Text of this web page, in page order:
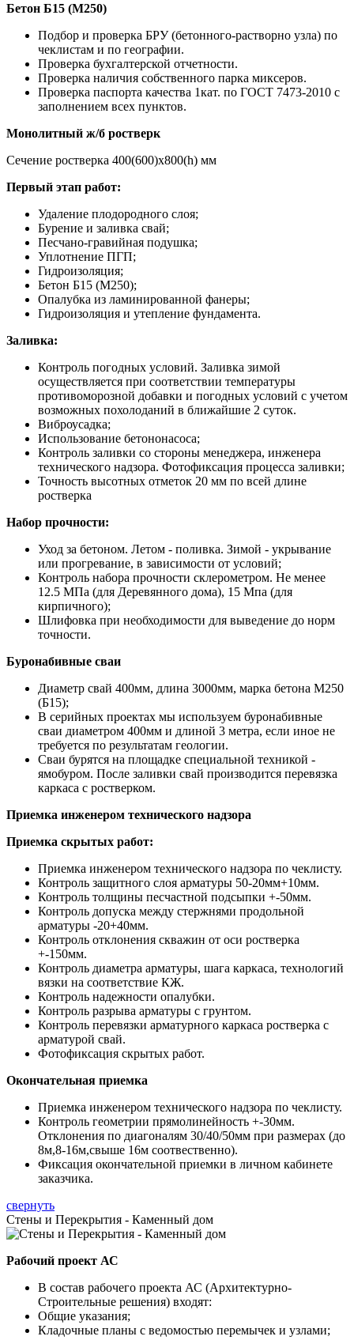
Бетон Б15 (М250)
Подбор и проверка БРУ (бетонного-растворно узла) по
чеклистам и по географии.
Проверка бухгалтерской отчетности.
Проверка наличия собственного парка миксеров.
Проверка паспорта качества 1кат. по ГОСТ 7473-2010 с
заполнением всех пунктов.
Монолитный ж/б ростверк
Сечение ростверка 400(600)х800(h) мм
Первый этап работ:
Удаление плодородного слоя;
Бурение и заливка свай;
Песчано-гравийная подушка;
Уплотнение ПГП;
Гидроизоляция;
Бетон Б15 (М250);
Опалубка из ламинированной фанеры;
Гидроизоляция и утепление фундамента.
Заливка:
Контроль погодных условий. Заливка зимой
осуществляется при соответствии температуры
противоморозной добавки и погодных условий с учетом
возможных похолоданий в ближайшие 2 суток.
Виброусадка;
Использование бетононасоса;
Контроль заливки со стороны менеджера, инженера
технического надзора. Фотофиксация процесса заливки;
Точность высотных отметок 20 мм по всей длине
ростверка
Набор прочности:
Уход за бетоном. Летом - поливка. Зимой - укрывание
или прогревание, в зависимости от условий;
Контроль набора прочности склерометром. Не менее
12.5 МПа (для Деревянного дома), 15 Мпа (для
кирпичного);
Шлифовка при необходимости для выведение до норм
точности.
Буронабивные сваи
Диаметр свай 400мм, длина 3000мм, марка бетона М250
(Б15);
В серийных проектах мы используем буронабивные
сваи диаметром 400мм и длиной 3 метра, если иное не
требуется по результатам геологии.
Сваи бурятся на площадке специальной техникой -
ямобуром. После заливки свай производится перевязка
каркаса с ростверком.
Приемка инженером технического надзора
Приемка скрытых работ:
Приемка инженером технического надзора по чеклисту.
Контроль защитного слоя арматуры 50-20мм+10мм.
Контроль толщины песчастной подсыпки +-50мм.
Контроль допуска между стержнями продольной
арматуры -20+40мм.
Контроль отклонения скважин от оси ростверка
+-150мм.
Контроль диаметра арматуры, шага каркаса, технологий
вязки на соответствие КЖ.
Контроль надежности опалубки.
Контроль разрыва арматуры с грунтом.
Контроль перевязки арматурного каркаса ростверка с
арматурой свай.
Фотофиксация скрытых работ.
Окончательная приемка
Приемка инженером технического надзора по чеклисту.
Контроль геометрии прямолинейность +-30мм.
Отклонения по диагоналям 30/40/50мм при размерах (до
8м,8-16м,свыше 16м соотвественно).
Фиксация окончательной приемки в личном кабинете
заказчика.
свернуть
Стены и Перекрытия - Каменный дом
Рабочий проект АС
В состав рабочего проекта АС (Архитектурно-
Строительные решения) входят:
Общие указания;
Кладочные планы с ведомостью перемычек и узлами;